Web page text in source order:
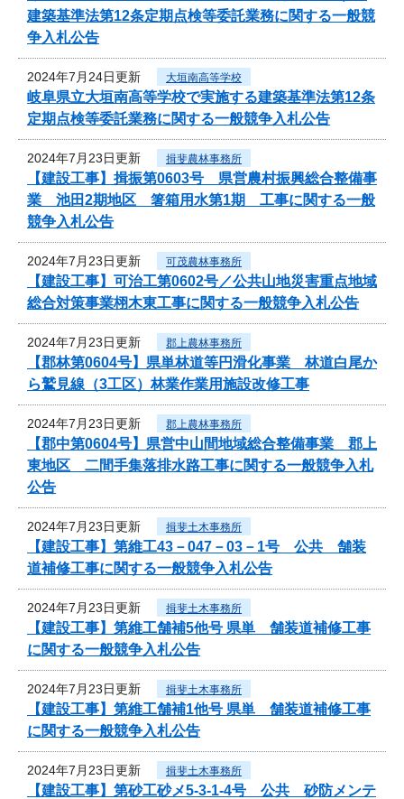
建築基準法第12条定期点検等委託業務に関する一般競
争入札公告
2024年7月24日更新 大垣南高等学校
岐阜県立大垣南高等学校で実施する建築基準法第12条
定期点検等委託業務に関する一般競争入札公告
2024年7月23日更新 揖斐農林事務所
【建設工事】揖振第0603号 県営農村振興総合整備事
業 池田2期地区 箸箱用水第1期 工事に関する一般
競争入札公告
2024年7月23日更新 可茂農林事務所
【建設工事】可治工第0602号／公共山地災害重点地域
総合対策事業栩木東工事に関する一般競争入札公告
2024年7月23日更新 郡上農林事務所
【郡林第0604号】県単林道等円滑化事業 林道白尾か
ら鷲見線（3工区）林業作業用施設改修工事
2024年7月23日更新 郡上農林事務所
【郡中第0604号】県営中山間地域総合整備事業 郡上
東地区 二間手集落排水路工事に関する一般競争入札
公告
2024年7月23日更新 揖斐土木事務所
【建設工事】第維工43－047－03－1号 公共 舗装
道補修工事に関する一般競争入札公告
2024年7月23日更新 揖斐土木事務所
【建設工事】第維工舗補5他号 県単 舗装道補修工事
に関する一般競争入札公告
2024年7月23日更新 揖斐土木事務所
【建設工事】第維工舗補1他号 県単 舗装道補修工事
に関する一般競争入札公告
2024年7月23日更新 揖斐土木事務所
【建設工事】第砂工砂メ5-3-1-4号 公共 砂防メンテ